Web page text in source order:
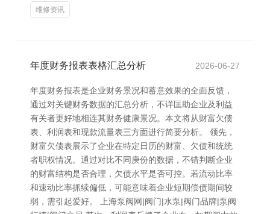
维修资讯
年度财务报表表格汇总分析 2026-06-27
年度财务报表是企业财务景况和蓄意效果的全面反馈，
通过对关键财务数据的汇总分析，不详匡助企业及利益
有关者更好地相连其财务健康景况。本文将从财富欠债
表、利润表和现款流量表三方面进行简要分析。 领先，
财富欠债表展示了企业在特定日历的财富、欠债和统统
者职权情况。通过对比不同庚份的数据，不错判断企业
的财富结构是否合理，欠债水平是否可控。若流动比率
和速动比率抓续偏低，可能意味着企业短期偿债期间较
弱，需引起爱好。 上海泵阀网|阀门|水泵|阀门品牌|泵阀